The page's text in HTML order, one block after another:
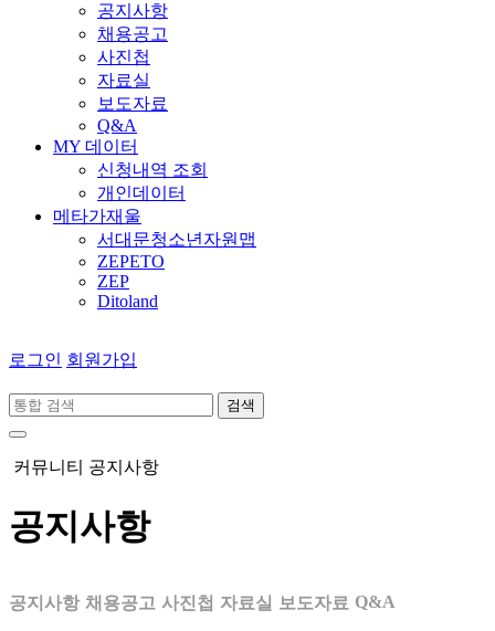
공지사항
채용공고
사진첩
자료실
보도자료
Q&A
MY 데이터
신청내역 조회
개인데이터
메타가재울
서대문청소년자원맵
ZEPETO
ZEP
Ditoland
로그인 회원가입
검색
커뮤니티 공지사항
공지사항
공지사항 채용공고 사진첩 자료실 보도자료 Q&A